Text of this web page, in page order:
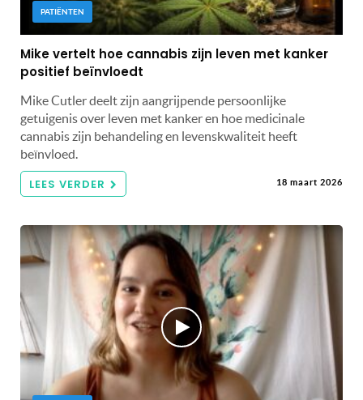
PATIËNTEN
Mike vertelt hoe cannabis zijn leven met kanker
positief beïnvloedt
Mike Cutler deelt zijn aangrijpende persoonlijke
getuigenis over leven met kanker en hoe medicinale
cannabis zijn behandeling en levenskwaliteit heeft
beïnvloed.
LEES VERDER 18 maart 2026